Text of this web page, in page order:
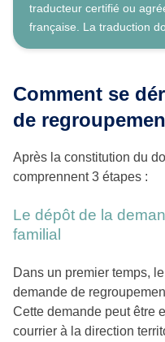
traducteur certifié ou
française. La traduction
Comment se
de
Après la constitution du
comprennent 3 étapes :
Le dépôt de la
familial
Dans un premier temps,
demande de
Cette demande peut être
courrier à la direction